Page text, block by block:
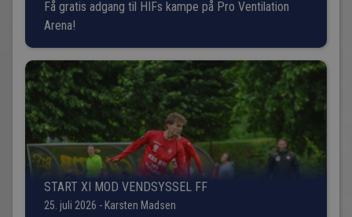
Få gratis adgang til HIFs kampe på Pro Ventilation
Arena!
START XI MOD VENDSYSSEL FF
25. juli 2026 - Karsten Madsen